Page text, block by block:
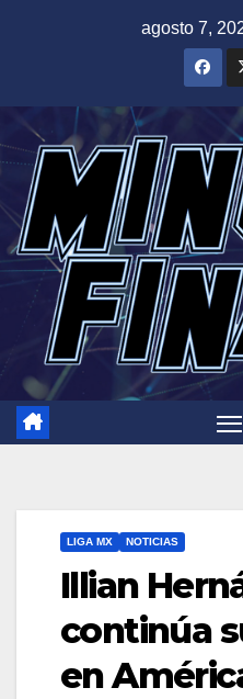
agosto 7,
LIGA MX NOTICIAS
Illian
continúa
en